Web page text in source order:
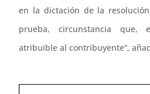
en la dictación de la
prueba, circunstancia que,
atribuible al contribuyente”,